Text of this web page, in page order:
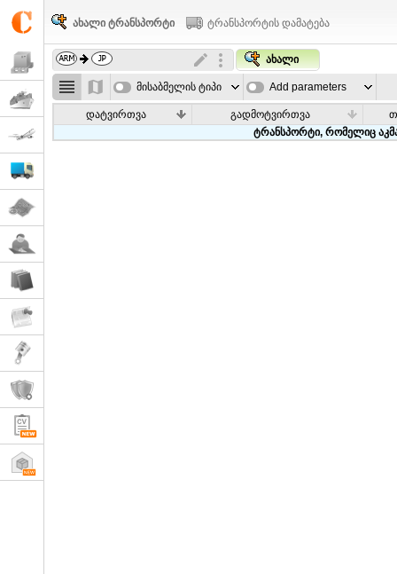
ახალი ტრანსპორტი ტრანსპორტის დამატება
ახალი
მისაბმელის ტიპი Add parameters
დატვირთვა გადმოტვირთვა
ტრანსპორტი, რომელიც